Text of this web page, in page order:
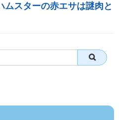
ムスターの赤エサは謎肉と